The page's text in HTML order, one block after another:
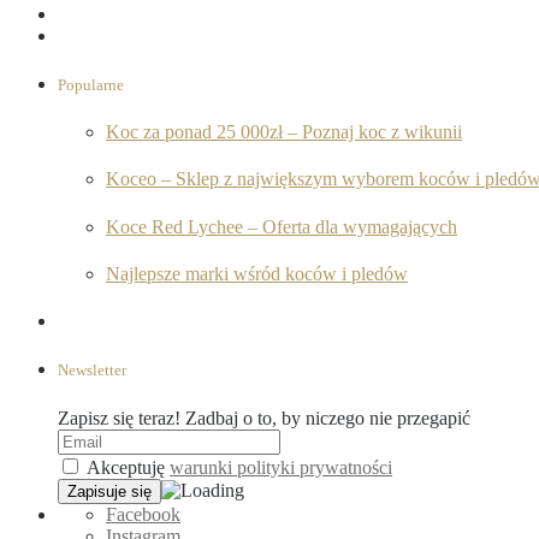
Popularne
Koc za ponad 25 000zł – Poznaj koc z wikunii
Koceo – Sklep z największym wyborem koców i
Koce Red Lychee – Oferta dla wymagających
Najlepsze marki wśród koców i pledów
Newsletter
Zapisz się teraz! Zadbaj o to, by niczego nie przegapić
Akceptuję warunki polityki prywatności
Facebook